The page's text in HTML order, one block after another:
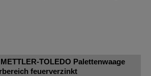
TOLEDO Palettenwaage
feuerverzinkt